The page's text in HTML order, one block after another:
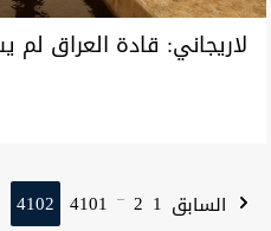
لاريجاني: قادة العراق لم
السابق 1
2
...
4101
4102